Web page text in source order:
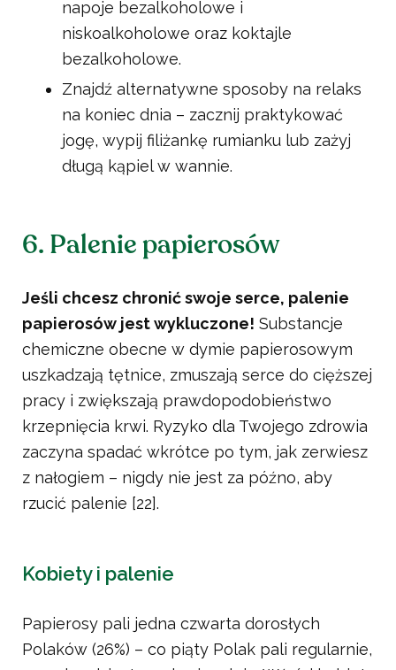
napoje bezalkoholowe i
niskoalkoholowe oraz koktajle
bezalkoholowe.
Znajdź alternatywne sposoby na relaks
na koniec dnia – zacznij praktykować
jogę, wypij filiżankę rumianku lub zażyj
długą kąpiel w wannie.
6. Palenie papierosów
Jeśli chcesz chronić swoje serce, palenie
papierosów jest wykluczone! Substancje
chemiczne obecne w dymie papierosowym
uszkadzają tętnice, zmuszają serce do cięższej
pracy i zwiększają prawdopodobieństwo
krzepnięcia krwi. Ryzyko dla Twojego zdrowia
zaczyna spadać wkrótce po tym, jak zerwiesz
z nałogiem – nigdy nie jest za późno, aby
rzucić palenie [22].
Kobiety i palenie
Papierosy pali jedna czwarta dorosłych
Polaków (26%) – co piąty Polak pali regularnie,